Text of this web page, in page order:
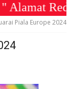
Piala Europe 2024